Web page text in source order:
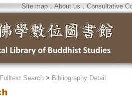
Site map．About us ． Consultative
Fulltext Search > Bibliography Detail